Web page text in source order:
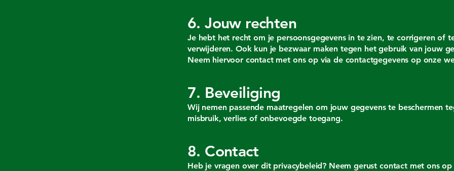
6. Jouw rechten
Je hebt het recht om je persoonsgegevens in te zien, te corrigeren of
verwijderen. Ook kun je bezwaar maken tegen het gebruik van jouw
Neem hiervoor contact met ons op via de contactgegevens op onze
7. Beveiliging
Wij nemen passende maatregelen om jouw gegevens te beschermen
misbruik, verlies of onbevoegde toegang.
8. Contact
Heb je vragen over dit privacybeleid? Neem gerust contact met ons op